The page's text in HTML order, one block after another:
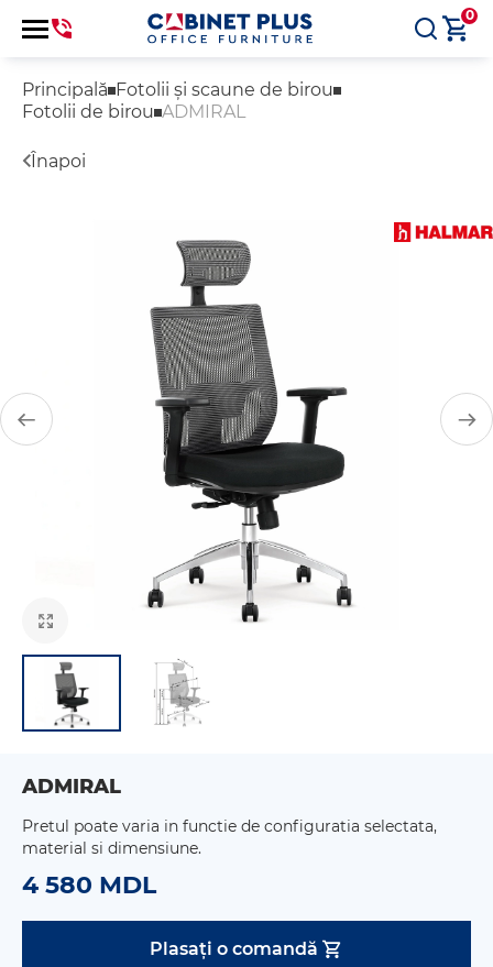
0
Principală Fotolii și scaune de birou
Fotolii de birou ADMIRAL
Înapoi
ADMIRAL
Pretul poate varia in functie de configuratia selectata,
material si dimensiune.
4 580 MDL
Plasați o comandă